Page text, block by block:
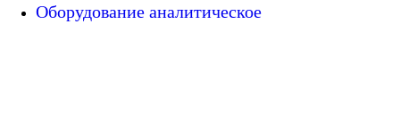
Оборудование аналитическое